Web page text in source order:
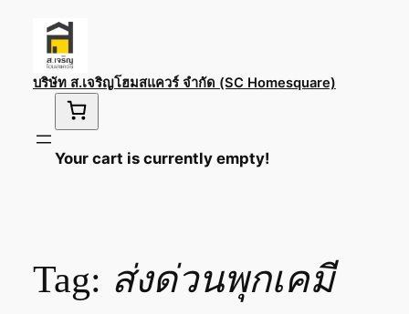
content
บริษัท ส.เจริญโฮมสแควร์ จำกัด (SC Homesquare)
Your cart is currently empty!
Tag: ส่งด่วนพุกเคมี